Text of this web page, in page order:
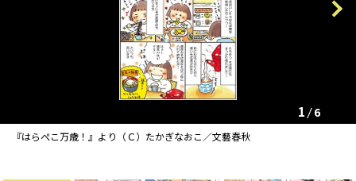
『はらぺこ万歳！』より（Ｃ）たかぎなおこ／文藝春秋
Next
1 6